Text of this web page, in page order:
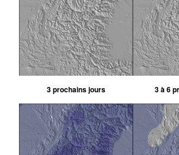
3 prochains jours 3 à 6